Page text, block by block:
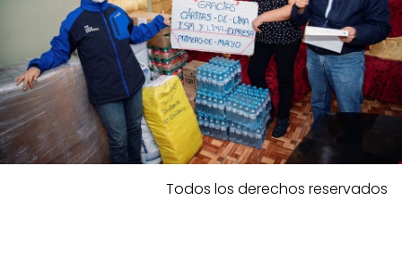
Todos los derechos reservados